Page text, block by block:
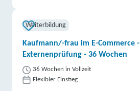
Weiterbildung
Kaufmann/-frau im E-Commerce -
Externenprüfung - 36 Wochen
36 Wochen in Vollzeit
Flexibler Einstieg